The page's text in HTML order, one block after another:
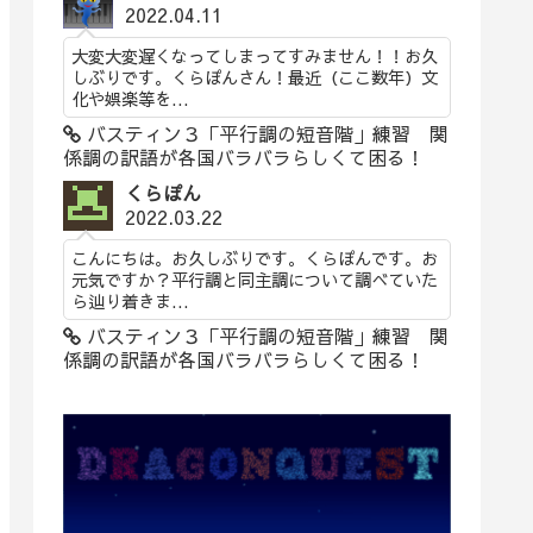
2022.04.11
大変大変遅くなってしまってすみません！！お久
しぶりです。くらぽんさん！最近（ここ数年）文
化や娯楽等を...
バスティン３「平行調の短音階」練習 関
係調の訳語が各国バラバラらしくて困る！
くらぽん
2022.03.22
こんにちは。お久しぶりです。くらぽんです。お
元気ですか？平行調と同主調について調べていた
ら辿り着きま...
バスティン３「平行調の短音階」練習 関
係調の訳語が各国バラバラらしくて困る！